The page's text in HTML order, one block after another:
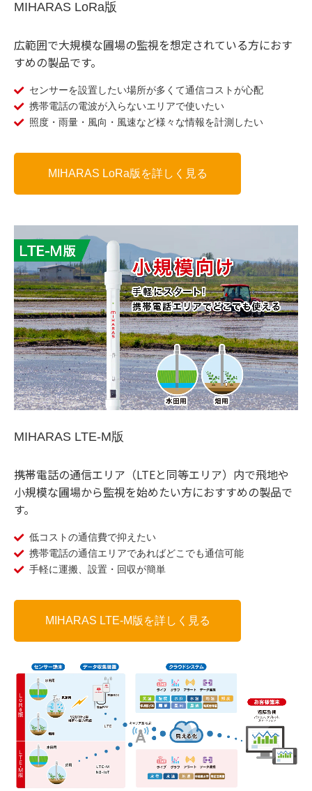
MIHARAS LoRa版
広範囲で大規模な圃場の監視を想定されている方におす
すめの製品です。
センサーを設置したい場所が多くて通信コストが心配
携帯電話の電波が入らないエリアで使いたい
照度・雨量・風向・風速など様々な情報を計測したい
MIHARAS LoRa版を詳しく見る
MIHARAS LTE-M版
携帯電話の通信エリア（LTEと同等エリア）内で飛地や
小規模な圃場から監視を始めたい方におすすめの製品で
す。
低コストの通信費で抑えたい
携帯電話の通信エリアであればどこでも通信可能
手軽に運搬、設置・回収が簡単
MIHARAS LTE-M版を詳しく見る